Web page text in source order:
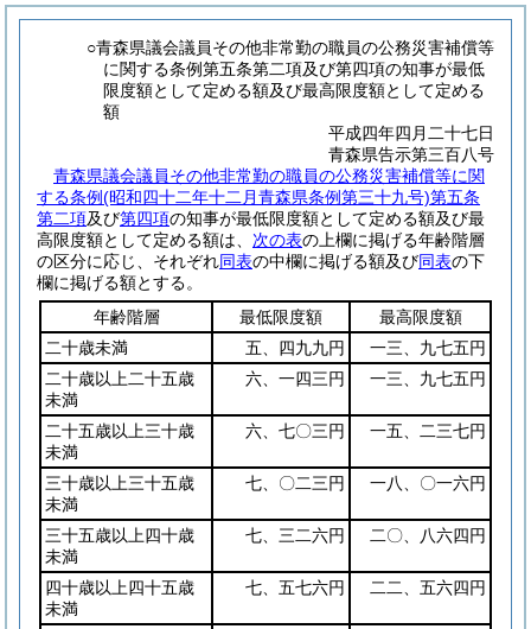
○青森県議会議員その他非常勤の職員の公務災害補償等
に関する条例第五条第二項及び第四項の知事が最低
限度額として定める額及び最高限度額として定める
額
平成四年四月二十七日
青森県告示第三百八号
青森県議会議員その他非常勤の職員の公務災害補償等に関
する条例(昭和四十二年十二月青森県条例第三十九号)第五条
第二項及び第四項の知事が最低限度額として定める額及び最
高限度額として定める額は、 次の表の上欄に掲げる年齢階層
の区分に応じ、それぞれ同表の中欄に掲げる額及び同表の下
欄に掲げる額とする。
年齢階層
最低限度額
最高限度額
二十歳未満
五、四九九円
一三、九七五円
二十歳以上二十五歳
未満
六、一四三円 一三、九七五円
二十五歳以上三十歳
未満
六、七〇三円 一五、二三七円
三十歳以上三十五歳
未満
七、〇二三円 一八、〇一六円
三十五歳以上四十歳
未満
七、三二六円 二〇、八六四円
四十歳以上四十五歳
未満
七、五七六円 二二、五六四円